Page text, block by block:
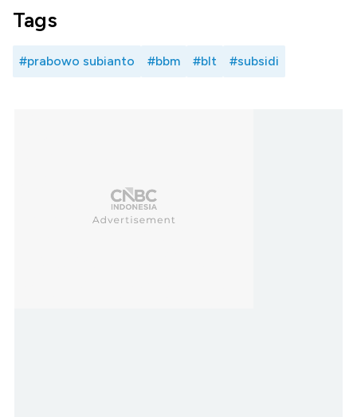
Tags
#prabowo subianto #bbm #blt #subsidi